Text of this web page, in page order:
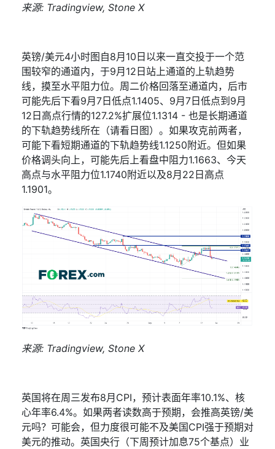
来源: Tradingview, Stone X
英镑/美元4小时图自8月10日以来一直交投于一个范
围较窄的通道内，于9月12日站上通道的上轨趋势
线，摸至水平阻力位。周二价格回落至通道内，后市
可能先后下看9月7日低点1.1405、 9月7日低点到9月
12日高点行情的127.2%扩展位1.1314 - 也是长期通道
的下轨趋势线所在（请看日图）。如果攻克前两者，
可能下看短期通道的下轨趋势线1.1250附近。但如果
价格调头向上，可能先后上看盘中阻力1.1663、今天
高点与水平阻力位1.1740附近以及8月22日高点
1.1901。
来源: Tradingview, Stone X
英国将在周三发布8月 CPI，预计表面年率10.1%、核
心年率6.4%。如果两者读数高于预期，会推高英镑/美
元吗？可能会，但力度很可能不及美国CPI强于预期对
美元的推动。英国央行（下周预计加息75个基点）业